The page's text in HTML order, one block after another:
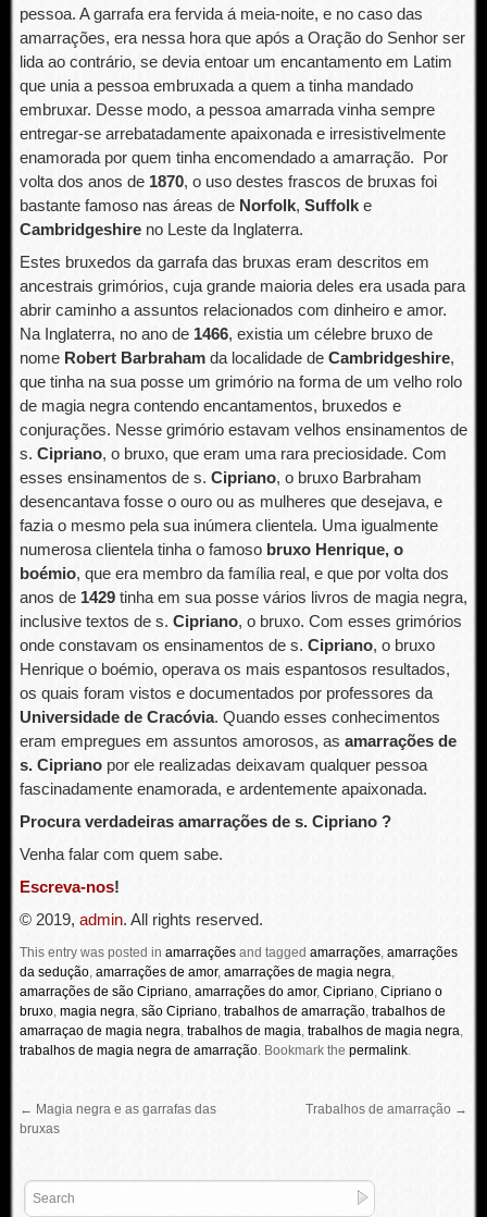
pessoa. A garrafa era fervida á meia-noite, e no caso das
amarrações, era nessa hora que após a Oração do Senhor ser
lida ao contrário, se devia entoar um encantamento em Latim
que unia a pessoa embruxada a quem a tinha mandado
embruxar. Desse modo, a pessoa amarrada vinha sempre
entregar-se arrebatadamente apaixonada e irresistivelmente
enamorada por quem tinha encomendado a amarração. Por
volta dos anos de 1870, o uso destes frascos de bruxas foi
bastante famoso nas áreas de Norfolk, Suffolke
Cambridgeshireno Leste da Inglaterra.
Estes bruxedos da garrafa das bruxas eram descritos em
ancestrais grimórios, cuja grande maioria deles era usada para
abrir caminho a assuntos relacionados com dinheiro e amor.
Na Inglaterra, no ano de 1466, existia um célebre bruxo de
nome Robert Barbrahamda localidade de Cambridgeshire,
que tinha na sua posse um grimório na forma de um velho rolo
de magia negra contendo encantamentos, bruxedos e
conjurações. Nesse grimório estavam velhos ensinamentos de
s. Cipriano, o bruxo, que eram uma rara preciosidade. Com
esses ensinamentos de s. Cipriano, o bruxo Barbraham
desencantava fosse o ouro ou as mulheres que desejava, e
fazia o mesmo pela sua inúmera clientela. Uma igualmente
numerosa clientela tinha o famoso bruxo Henrique, o
boémio, que era membro da família real, e que por volta dos
anos de 1429tinha em sua posse vários livros de magia negra,
inclusive textos de s. Cipriano, o bruxo. Com esses grimórios
onde constavam os ensinamentos de s. Cipriano, o bruxo
Henrique o boémio, operava os mais espantosos resultados,
os quais foram vistos e documentados por professores da
Universidade de Cracóvia. Quando esses conhecimentos
eram empregues em assuntos amorosos, as amarrações de
s. Ciprianopor ele realizadas deixavam qualquer pessoa
fascinadamente enamorada, e ardentemente apaixonada.
Procura verdadeiras amarrações de s. Cipriano ?
Venha falar com quem sabe.
Escreva-nos!
© 2019, admin. All rights reserved.
This entry was posted in amarraçõesand tagged amarrações, amarrações
da sedução, amarrações de amor, amarrações de magia negra,
amarrações de são Cipriano, amarrações do amor, Cipriano, Cipriano o
bruxo, magia negra, são Cipriano, trabalhos de amarração, trabalhos de
amarraçao de magia negra, trabalhos de magia, trabalhos de magia negra,
trabalhos de magia negra de amarração.Bookmark the permalink.
← Magia negra e as garrafas das
bruxas
Trabalhos de amarração →